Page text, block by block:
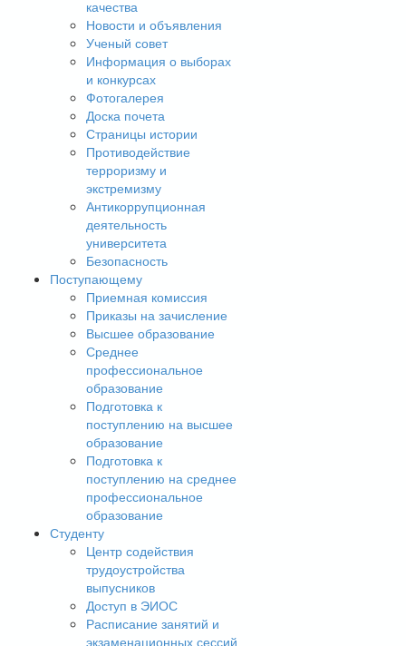
качества
Новости и объявления
Ученый совет
Информация о выборах
и конкурсах
Фотогалерея
Доска почета
Страницы истории
Противодействие
терроризму и
экстремизму
Антикоррупционная
деятельность
университета
Безопасность
Поступающему
Приемная комиссия
Приказы на зачисление
Высшее образование
Среднее
профессиональное
образование
Подготовка к
поступлению на высшее
образование
Подготовка к
поступлению на среднее
профессиональное
образование
Студенту
Центр содействия
трудоустройства
выпусников
Доступ в ЭИОС
Расписание занятий и
экзаменационных сессий